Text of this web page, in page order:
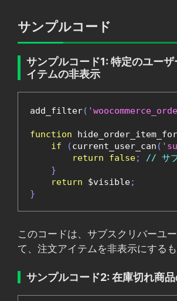
サンプルコード
サンプルコード1: 特定のユー
イテムの非表示
add_filter(
function
if
(current_user_can (
return
false;
// サブ
}
return $visible;
}
このコードは、サブスクリバーユ
て、注文アイテムを非表示にするも
サンプルコード2: 在庫切れ商